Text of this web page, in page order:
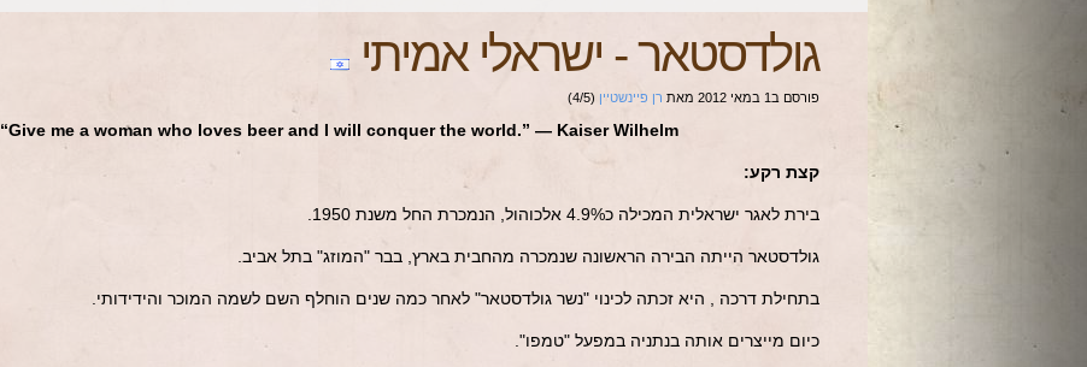
גולדסטאר- ישראלי אמיתי
פורסם ב1 במאי 2012 מאת רן פיינשטיין (
4/5
)
“Give me a woman who loves beer and I will conquer the world.” — Kaiser Wilhelm
קצת רקע:
בירת לאגר ישראלית המכילה כ4.9% אלכוהול, הנמכרת החל משנת 1950.
גולדסטאר הייתה הבירה הראשונה שנמכרה מהחבית בארץ, בבר "המוזג" בתל אביב.
בתחילת דרכה , היא זכתה לכינוי "נשר גולדסטאר" לאחר כמה שנים הוחלף השם לשמה המוכר והידידותי.
כיום מייצרים אותה בנתניה במפעל "טמפו".